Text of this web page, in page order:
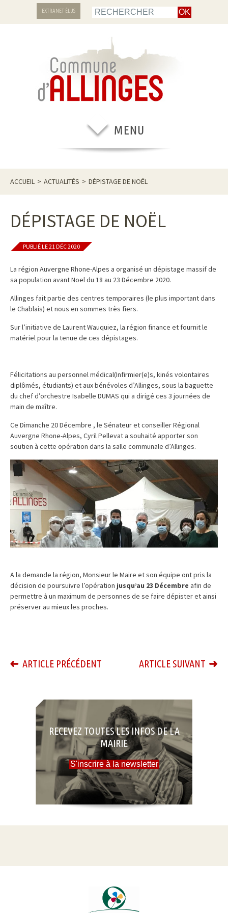
EXTRANET ÉLUS
ACCUEIL > ACTUALITÉS > DÉPISTAGE DE NOËL
DÉPISTAGE DE NOËL
PUBLIÉ LE 21 DÉC 2020
La région Auvergne Rhone-Alpes a organisé un dépistage massif de
sa population avant Noel du 18 au 23 Décembre 2020.
Allinges fait partie des centres temporaires (le plus important dans
le Chablais) et nous en sommes très fiers.
Sur l’initiative de Laurent Wauquiez, la région finance et fournit le
matériel pour la tenue de ces dépistages.
Félicitations au personnel médical(Infirmier(e)s, kinés volontaires
diplômés, étudiants) et aux bénévoles d’Allinges, sous la baguette
du chef d’orchestre Isabelle DUMAS qui a dirigé ces 3 journées de
main de maître.
Ce Dimanche 20 Décembre , le Sénateur et conseiller Régional
Auvergne Rhone-Alpes, Cyril Pellevat a souhaité apporter son
soutien à cette opération dans la salle communale d’Allinges.
A la demande la région, Monsieur le Maire et son équipe ont pris la
décision de poursuivre l’opération jusqu’au 23 Décembre afin de
permettre à un maximum de personnes de se faire dépister et ainsi
préserver au mieux les proches.
ARTICLE PRÉCÉDENT ARTICLE SUIVANT
RECEVEZ TOUTES LES INFOS DE LA
MAIRIE
S'inscrire à la newsletter